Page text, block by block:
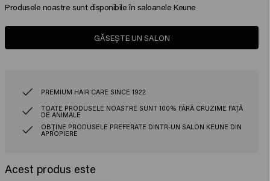
Produsele noastre sunt disponibile în saloanele Keune
GĂSEȘTE UN SALON
PREMIUM HAIR CARE SINCE 1922
TOATE PRODUSELE NOASTRE SUNT 100% FĂRĂ CRUZIME FAȚĂ
DE ANIMALE
OBȚINE PRODUSELE PREFERATE DINTR-UN SALON KEUNE DIN
APROPIERE
Acest produs este